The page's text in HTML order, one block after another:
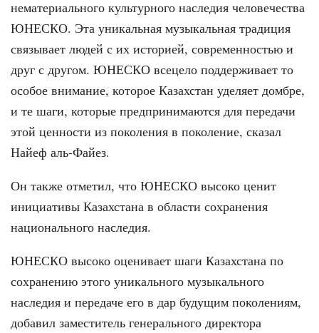
нематериального культурного наследия человечества
ЮНЕСКО. Эта уникальная музыкальная традиция
связывает людей с их историей, современностью и
друг с другом. ЮНЕСКО всецело поддерживает то
особое внимание, которое Казахстан уделяет домбре,
и те шаги, которые предпринимаются для передачи
этой ценности из поколения в поколение, сказал
Найеф аль-Файез.
Он также отметил, что ЮНЕСКО высоко ценит
инициативы Казахстана в области сохранения
национального наследия.
ЮНЕСКО высоко оценивает шаги Казахстана по
сохранению этого уникального музыкального
наследия и передаче его в дар будущим поколениям,
добавил заместитель генерального директора